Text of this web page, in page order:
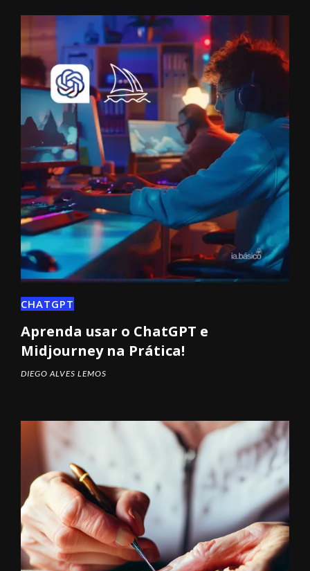
CHATGPT
Aprenda usar o ChatGPT e
Midjourney na Prática!
DIEGO ALVES LEMOS